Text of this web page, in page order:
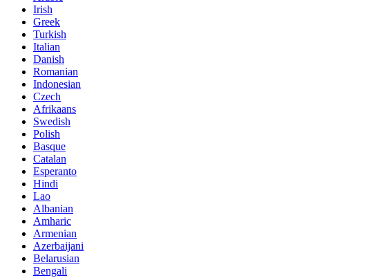
Irish
Greek
Turkish
Italian
Danish
Romanian
Indonesian
Czech
Afrikaans
Swedish
Polish
Basque
Catalan
Esperanto
Hindi
Lao
Albanian
Amharic
Armenian
Azerbaijani
Belarusian
Bengali